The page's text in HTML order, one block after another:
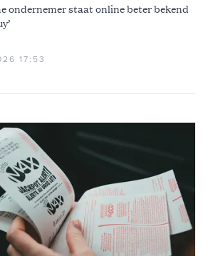
ondernemer staat online beter bekend
17:53